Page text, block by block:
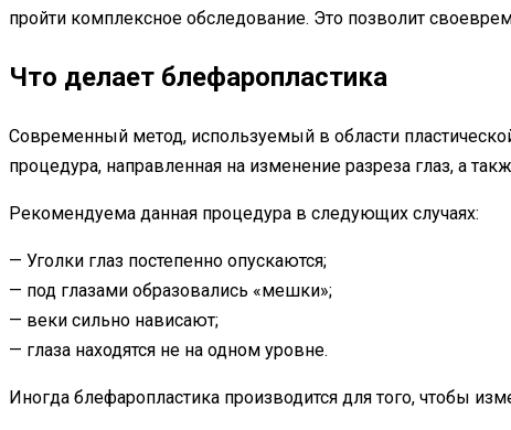
пройти комплексное обследование. Это позволит
Что делает блефаропластика
Современный метод, используемый в области
процедура, направленная на изменение разреза глаз, а
Рекомендуема данная процедура в следующих случаях:
— Уголки глаз постепенно опускаются;
— под глазами образовались «мешки»;
— веки сильно нависают;
— глаза находятся не на одном уровне.
Иногда блефаропластика производится для того, чтобы